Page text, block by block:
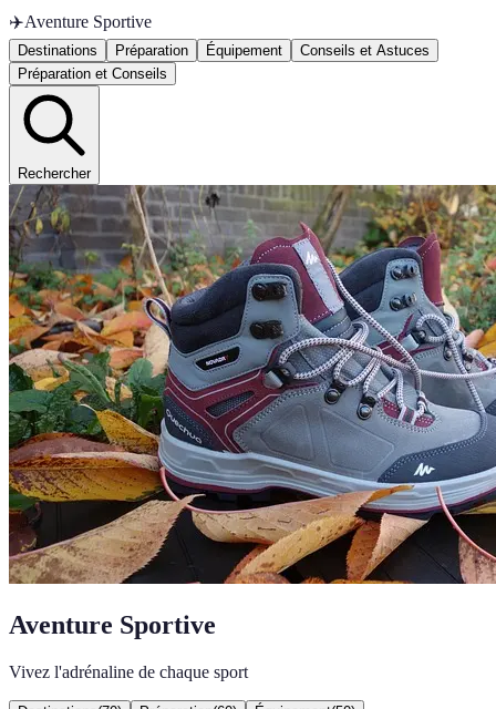
✈️Aventure Sportive
Destinations Préparation Équipement
Conseils et Astuces
Préparation et Conseils
Rechercher
Aventure Sportive
Vivez l'adrénaline de chaque sport